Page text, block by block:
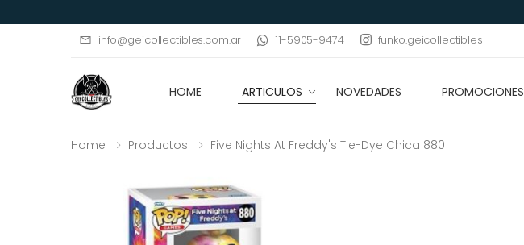
info@geicollectibles.com.ar
11-5905-9474 funko.geicollectibles
HOME ARTICULOS NOVEDADES PROMOCIONES
Home Productos Five Nights At Freddy's Tie-Dye Chica 880